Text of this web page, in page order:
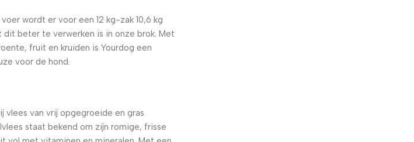
wordt er voor een 12 kg-zak 10,6 kg
beter te verwerken is in onze brok. Met
fruit en kruiden is Yourdog een
voor de hond.
vlees van vrij opgegroeide en gras
staat bekend om zijn romige, frisse